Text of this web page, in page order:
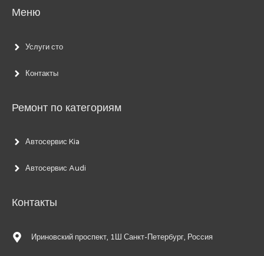
Меню
Услуги сто
Контакты
Ремонт по категориям
Автосервис Kia
Автосервис Audi
Контакты
Ириновский проспект, 1Ш Санкт-Петербург, Россия